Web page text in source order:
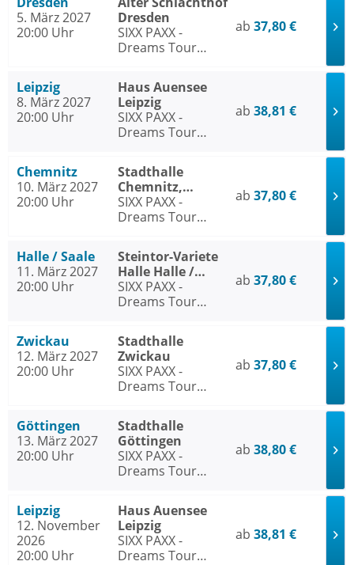
5. März 2027
20:00 Uhr
Dresden
SIXX PAXX -
Dreams Tour
ab 37,80 €
Leipzig
8. März 2027
20:00 Uhr
Haus Auensee
Leipzig
SIXX PAXX -
Dreams Tour
ab 38,81 €
Chemnitz
10. März 2027
20:00 Uhr
Stadthalle
Chemnitz,
Stadthallen-Saal
SIXX PAXX -
Dreams Tour
ab 37,80 €
Halle / Saale
11. März 2027
20:00 Uhr
Steintor-Variete
Halle Halle /
Saale
SIXX PAXX -
Dreams Tour
ab 37,80 €
Zwickau
12. März 2027
20:00 Uhr
Stadthalle
Zwickau
SIXX PAXX -
Dreams Tour
ab 37,80 €
Göttingen
13. März 2027
20:00 Uhr
Stadthalle
Göttingen
SIXX PAXX -
Dreams Tour
ab 38,80 €
Leipzig
12. November
2026
20:00 Uhr
Haus Auensee
Leipzig
SIXX PAXX -
Dreams Tour
ab 38,81 €